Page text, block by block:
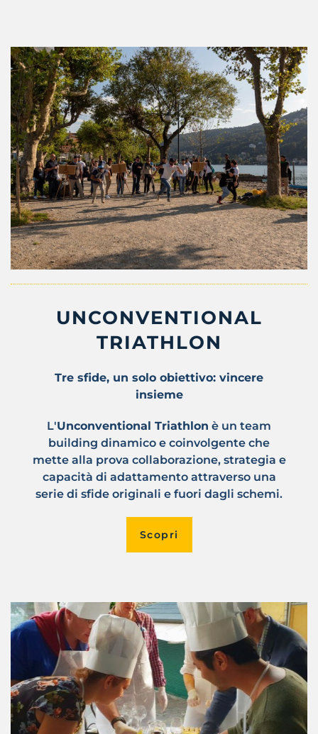
UNCONVENTIONAL
TRIATHLON
Tre sfide, un solo obiettivo: vincere
insieme
L'Unconventional Triathlon è un team
building dinamico e coinvolgente che
mette alla prova collaborazione, strategia e
capacità di adattamento attraverso una
serie di sfide originali e fuori dagli schemi.
Scopri